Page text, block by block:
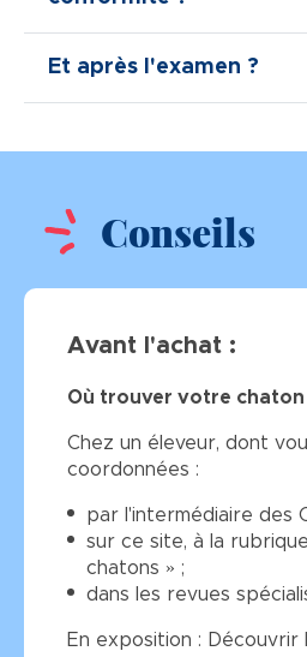
Et après l'examen ?
Conseils
Avant l'achat :
Où trouver votre chaton
Chez un éleveur, dont
coordonnées :
par l'intermédiaire des
sur ce site, à la
chatons » ;
dans les revues
En exposition : Découvrir